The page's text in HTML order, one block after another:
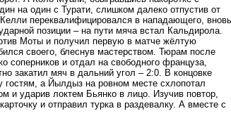
на один с Турати, слишком далеко отпустив от
переквалифицировался в нападающего, вновь
позиции – на пути мяча встал Кальдирола.
Моты и получил первую в матче жёлтую
своего, блеснув мастерством. Тюрам после
соперников и отдал на свободного француза,
закатил мяч в дальний угол – 2:0. В концовке
гостям, а Йылдыз на ровном месте схлопотал
и ударив локтем Бьянко в лицо. Изучив повтор,
и отправил турка в раздевалку. А вместе с